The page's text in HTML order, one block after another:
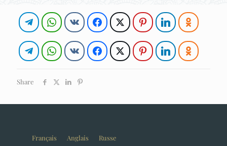
Share
Français Anglais Russe